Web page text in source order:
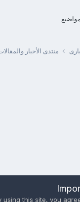
منتدى الأخبار
using this site, you